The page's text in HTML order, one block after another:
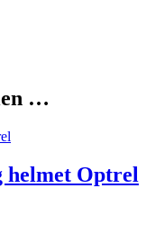
…
Optrel